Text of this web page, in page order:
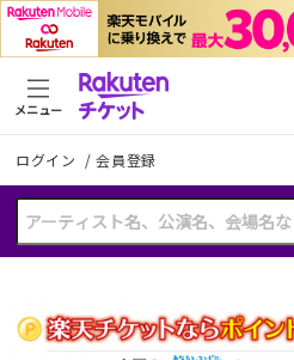
ログイン /会員登録
メニュー